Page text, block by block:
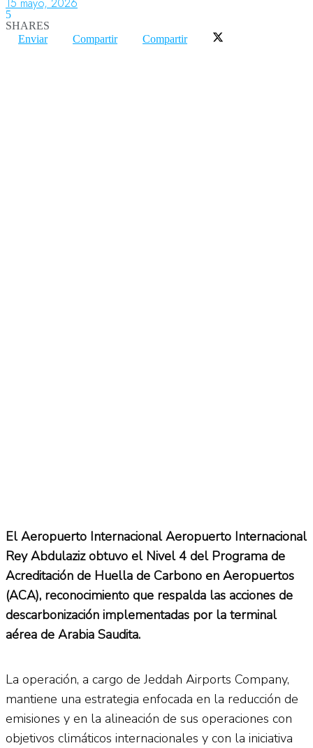
Aeroespacial
5
SHARES
Enviar
Compartir Compartir
El Aeropuerto Internacional Aeropuerto Internacional
Rey Abdulaziz obtuvo el Nivel 4 del Programa de
Acreditación de Huella de Carbono en Aeropuertos
(ACA), reconocimiento que respalda las acciones de
descarbonización implementadas por la terminal
aérea de Arabia Saudita.
La operación, a cargo de Jeddah Airports Company,
mantiene una estrategia enfocada en la reducción de
emisiones y en la alineación de sus operaciones con
objetivos climáticos internacionales y con la iniciativa